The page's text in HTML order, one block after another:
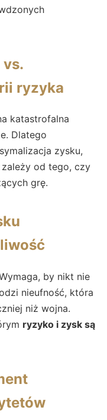
ryzyka
katastrofalna
Dlatego
zysku,
zależy od tego, czy
grę.
by nikt nie
nieufność, która
niż wojna.
ryzyko i zysk są